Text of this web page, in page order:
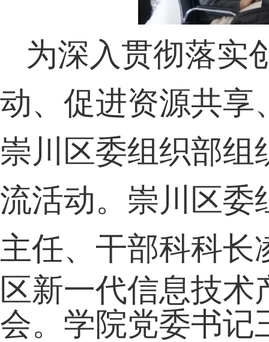
为深入贯彻落实
动、促进资源共享
崇川区委组织部组
流活动。崇川区委
主任、干部科科长
区新一代信息技
会。学院党委书记